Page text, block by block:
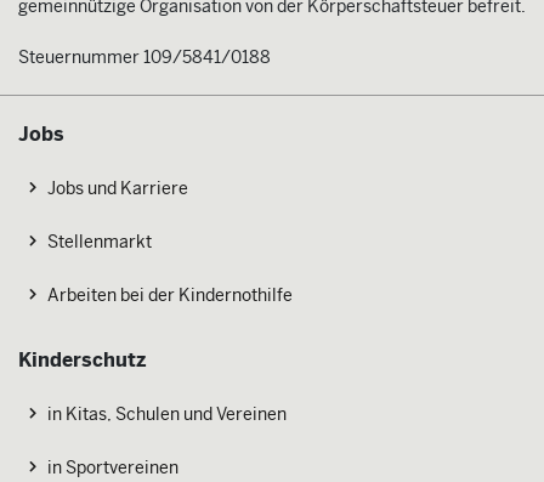
gemeinnützige Organisation von der Körperschaftsteuer befreit.
Steuernummer 109/5841/0188
Jobs
Jobs und Karriere
Stellenmarkt
Arbeiten bei der Kindernothilfe
Kinderschutz
in Kitas, Schulen und Vereinen
in Sportvereinen